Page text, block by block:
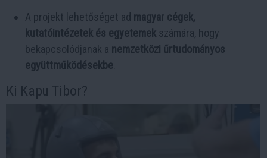
A projekt lehetőséget ad magyar cégek,
kutatóintézetek és egyetemek számára, hogy
bekapcsolódjanak a nemzetközi űrtudományos
együttműködésekbe
Ki Kapu Tibor?